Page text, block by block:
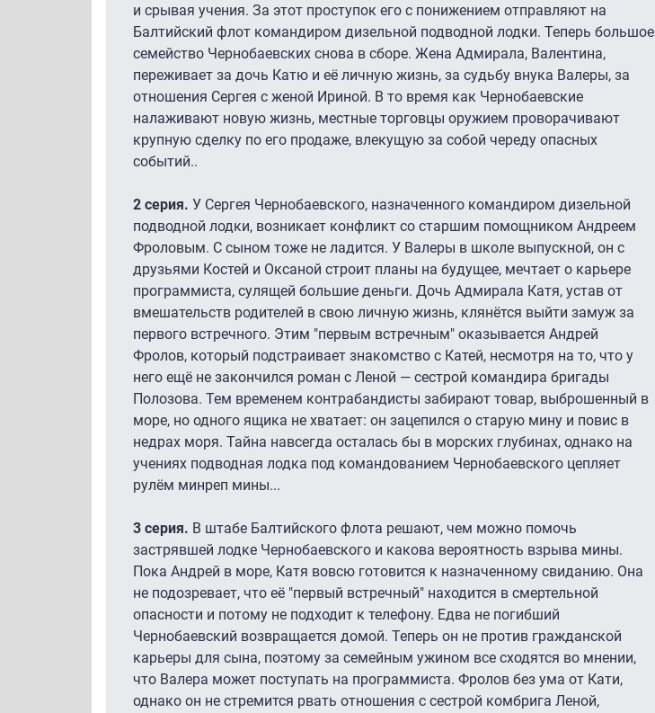
и срывая учения. За этот проступок его с понижением отправляют на
Балтийский флот командиром дизельной подводной лодки. Теперь большое
семейство Чернобаевских снова в сборе. Жена Адмирала, Валентина,
переживает за дочь Катю и её личную жизнь, за судьбу внука Валеры, за
отношения Сергея с женой Ириной. В то время как Чернобаевские
налаживают новую жизнь, местные торговцы оружием проворачивают
крупную сделку по его продаже, влекущую за собой череду опасных
событий..
2 серия. У Сергея Чернобаевского, назначенного командиром дизельной
подводной лодки, возникает конфликт со старшим помощником Андреем
Фроловым. С сыном тоже не ладится. У Валеры в школе выпускной, он с
друзьями Костей и Оксаной строит планы на будущее, мечтает о карьере
программиста, сулящей большие деньги. Дочь Адмирала Катя, устав от
вмешательств родителей в свою личную жизнь, клянётся выйти замуж за
первого встречного. Этим "первым встречным" оказывается Андрей
Фролов, который подстраивает знакомство с Катей, несмотря на то, что у
него ещё не закончился роман с Леной — сестрой командира бригады
Полозова. Тем временем контрабандисты забирают товар, выброшенный в
море, но одного ящика не хватает: он зацепился о старую мину и повис в
недрах моря. Тайна навсегда осталась бы в морских глубинах, однако на
учениях подводная лодка под командованием Чернобаевского цепляет
рулём минреп мины...
3 серия. В штабе Балтийского флота решают, чем можно помочь
застрявшей лодке Чернобаевского и какова вероятность взрыва мины.
Пока Андрей в море, Катя вовсю готовится к назначенному свиданию. Она
не подозревает, что её "первый встречный" находится в смертельной
опасности и потому не подходит к телефону. Едва не погибший
Чернобаевский возвращается домой. Теперь он не против гражданской
карьеры для сына, поэтому за семейным ужином все сходятся во мнении,
что Валера может поступать на программиста. Фролов без ума от Кати,
однако он не стремится рвать отношения с сестрой комбрига Леной,